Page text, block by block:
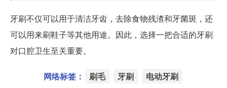
牙刷不仅可以用于清洁牙齿，去除食物残渣和牙菌斑，还
可以用来刷鞋子等其他用途。因此，选择一把合适的牙刷
对口腔卫生至关重要。
网络标签： 刷毛 牙刷 电动牙刷